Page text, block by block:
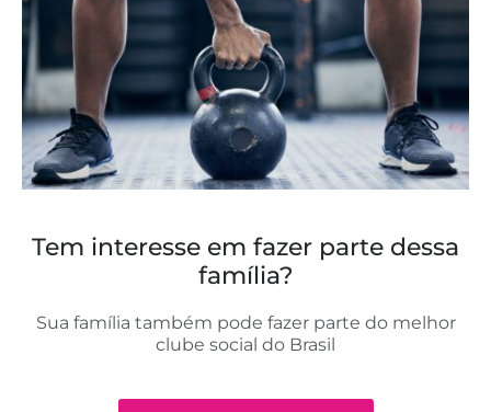
Tem interesse em fazer parte dessa
família?
Sua família também pode fazer parte do melhor
clube social do Brasil